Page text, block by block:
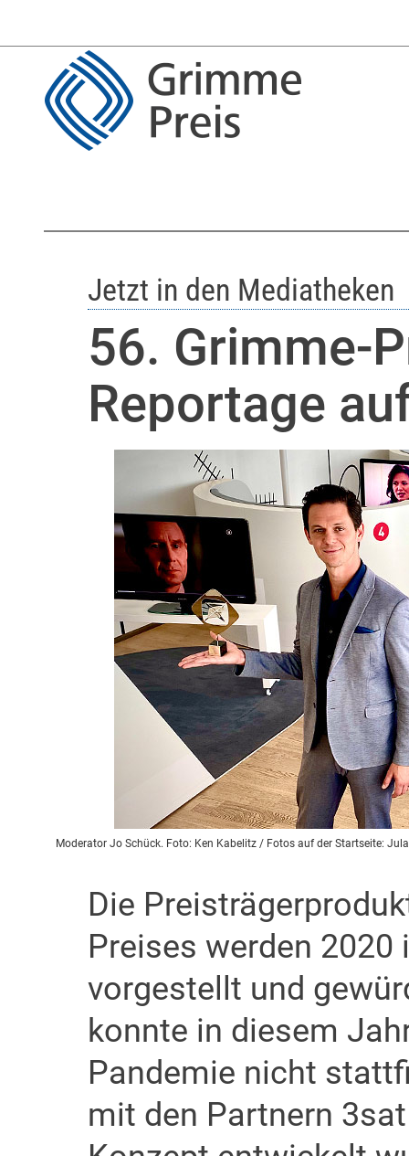
Jetzt in den Mediatheken
56. Grimme-
Reportage
Moderator Jo Schück. Foto: Ken Kabelitz / Fotos auf der Startseite:
Die
Preises werden 2020
vorgestellt und
konnte in diesem
Pandemie nicht
mit den Partnern